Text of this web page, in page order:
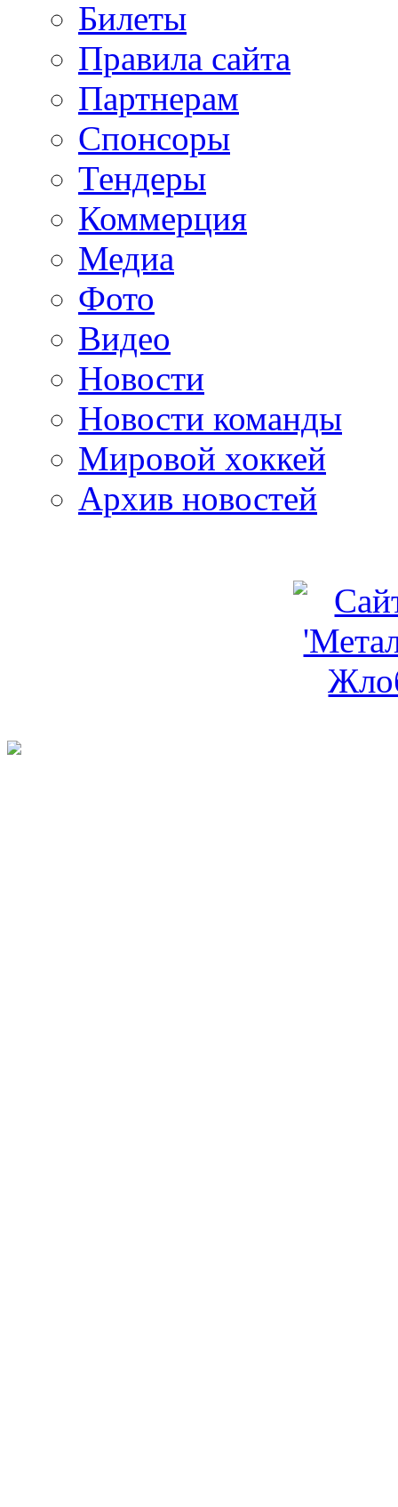
Билеты
Правила сайта
Партнерам
Спонсоры
Тендеры
Коммерция
Медиа
Фото
Видео
Новости
Новости команды
Мировой хоккей
Архив новостей